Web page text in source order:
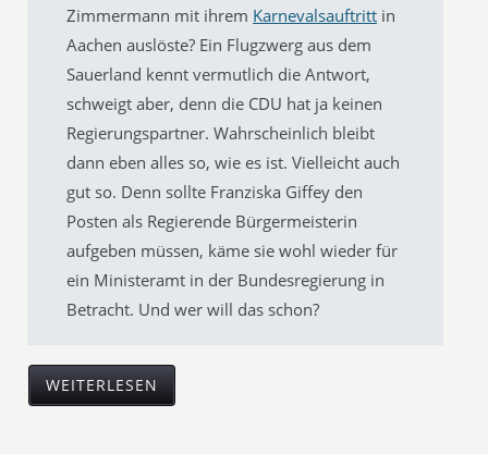
Zimmermann mit ihrem Karnevalsauftritt in
Aachen auslöste? Ein Flugzwerg aus dem
Sauerland kennt vermutlich die Antwort,
schweigt aber, denn die CDU hat ja keinen
Regierungspartner. Wahrscheinlich bleibt
dann eben alles so, wie es ist. Vielleicht auch
gut so. Denn sollte Franziska Giffey den
Posten als Regierende Bürgermeisterin
aufgeben müssen, käme sie wohl wieder für
ein Ministeramt in der Bundesregierung in
Betracht. Und wer will das schon?
WEITERLESEN